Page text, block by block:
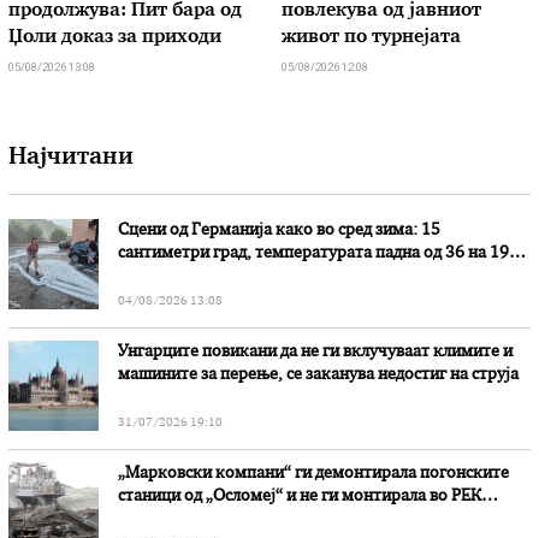
продолжува: Пит бара од
Џоли доказ за приходи
05/08/2026 13:08
повлекува од јавниот
живот по турнејата
05/08/2026 12:08
Најчитани
Сцени од Германија како во сред зима: 15
сантиметри град, температурата падна од 36 на 19
04/08/2026 13:08
Унгарците повикани да не ги вклучуваат климите и
машините за перење, се заканува недостиг на струја
31/07/2026 19:10
„Марковски компани“ ги демонтирала погонските
станици од „Осломеј“ и не ги монтирала во РЕК